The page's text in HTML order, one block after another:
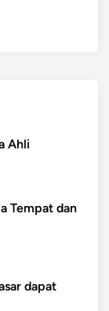
Ahli
Tempat dan
dapat